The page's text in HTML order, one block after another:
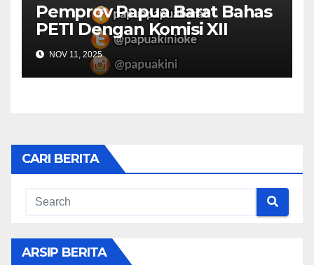
Pemprov Papua Barat Bahas
PETI Dengan Komisi XII
NOV 11, 2025
CARI BERITA
ARSIP BERITA